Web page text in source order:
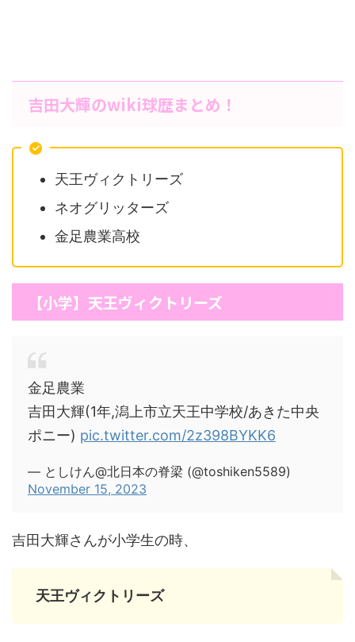
吉田大輝のwiki球歴まとめ！
天王ヴィクトリーズ
ネオグリッターズ
金足農業高校
【小学】天王ヴィクトリーズ
金足農業
吉田大輝(1年,潟上市立天王中学校/あきた中央
ポニー) pic.twitter.com/2z398BYKK6
— としけん@北日本の脊梁 (@toshiken5589)
November 15, 2023
吉田大輝さんが小学生の時、
天王ヴィクトリーズ